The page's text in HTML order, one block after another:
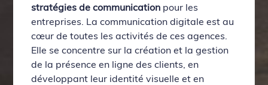
stratégies de communication pour les
entreprises. La communication digitale est au
cœur de toutes les activités de ces agences.
Elle se concentre sur la création et la gestion
de la présence en ligne des clients, en
développant leur identité visuelle et en